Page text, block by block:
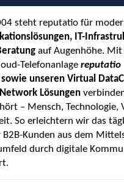
steht reputatio für
IT-
auf Augenhöhe. Mit
Telefonanlage reputatio
sowie unseren Virtual
Lösungen
– Mensch, Technologie,
So erleichtern wir das
B2B-Kunden aus dem
durch digitale